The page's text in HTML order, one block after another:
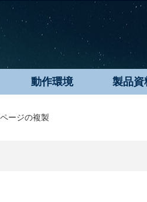
動作環境 製品資
ージの複製